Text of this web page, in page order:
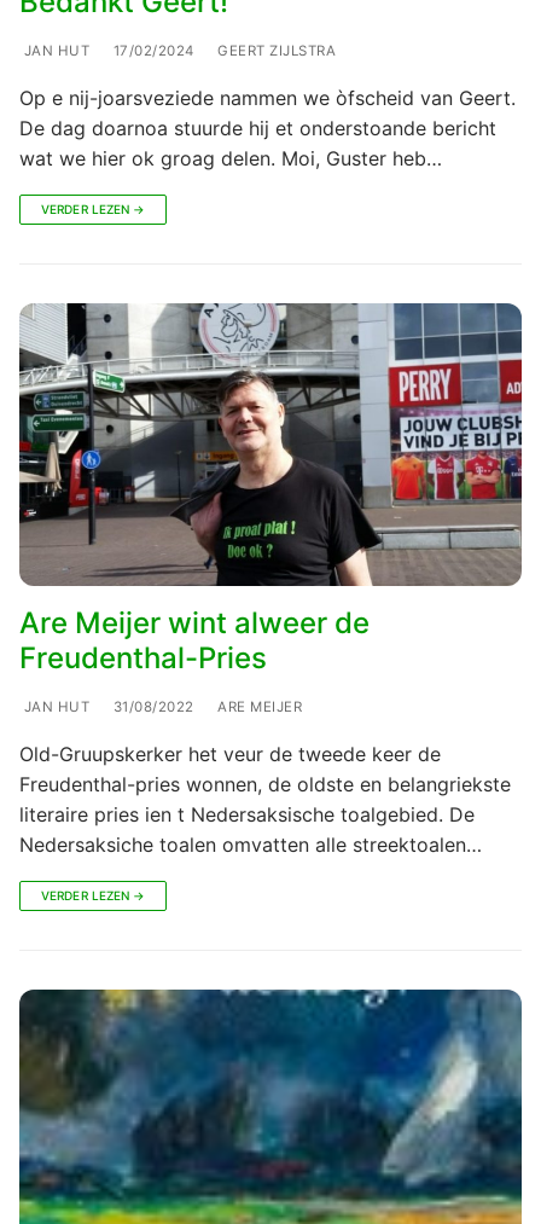
JAN HUT 17/02/2024 GEERT ZIJLSTRA
Op e nij-joarsveziede nammen we òfscheid van Geert.
De dag doarnoa stuurde hij et onderstoande bericht
wat we hier ok groag delen. Moi, Guster heb…
VERDER LEZEN →
Are Meijer wint alweer de
Freudenthal-Pries
JAN HUT 31/08/2022 ARE MEIJER
Old-Gruupskerker het veur de tweede keer de
Freudenthal-pries wonnen, de oldste en belangriekste
literaire pries ien t Nedersaksische toalgebied. De
Nedersaksiche toalen omvatten alle streektoalen…
VERDER LEZEN →